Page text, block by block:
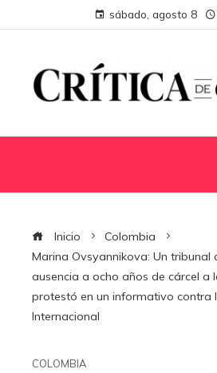
sábado, agosto 8
Inicio
Colombia
Marina Ovsyannikova: Un tribunal
ausencia a ocho años de cárcel a
protestó en un informativo contra
Internacional
COLOMBIA